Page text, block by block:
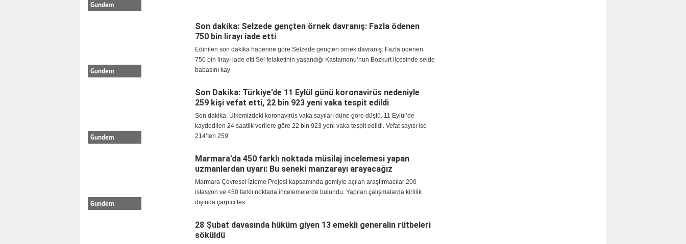
Gundem
Gundem
Son dakika: Selzede gençten örnek davranış: Fazla ödenen
750 bin lirayı iade etti
Edinilen son dakika haberine göre Selzede gençten örnek davranış: Fazla ödenen
750 bin lirayı iade etti Sel felaketinin yaşandığı Kastamonu’nun Bozkurt ilçesinde selde
babasını kay
Gundem
Son Dakika: Türkiye’de 11 Eylül günü koronavirüs nedeniyle
259 kişi vefat etti, 22 bin 923 yeni vaka tespit edildi
Son dakika: Ülkemizdeki koronavirüs vaka sayıları düne göre düştü. 11 Eylül’de
kaydedilen 24 saatlik verilere göre 22 bin 923 yeni vaka tespit edildi. Vefat sayısı ise
214’ten 259’
Gundem
Marmara’da 450 farklı noktada müsilaj incelemesi yapan
uzmanlardan uyarı: Bu seneki manzarayı arayacağız
Marmara Çevresel İzleme Projesi kapsamında gemiyle açılan araştırmacılar 200
istasyon ve 450 farklı noktada incelemelerde bulundu. Yapılan çalışmalarda kirlilik
dışında çarpıcı tes
28 Şubat davasında hüküm giyen 13 emekli generalin rütbeleri
söküldü